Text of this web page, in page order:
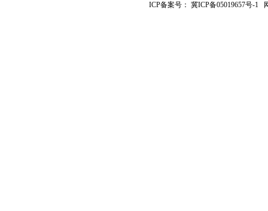
ICP备案号：冀ICP备05019657号-1